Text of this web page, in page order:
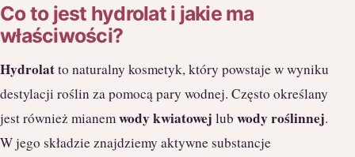
Co to jest hydrolat i jakie ma
właściwości?
Hydrolatto naturalny kosmetyk, który powstaje w wyniku
destylacji roślin za pomocą pary wodnej. Często określany
jest również mianemwody kwiatowej lub wody roślinnej.
W jego składzie znajdziemy aktywne substancje